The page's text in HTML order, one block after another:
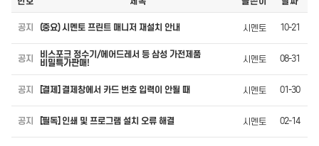
공지 (중요) 시멘토 프린트 매니저 재설치 안내 시멘토 10-21
공지
비스포크 정수기/에어드레서 등 삼성 가전제품
비밀특가판매!
시멘토 08-31
공지 [결제] 결제창에서 카드 번호 입력이 안될 때 시멘토 01-30
공지 [필독] 인쇄 및 프로그램 설치 오류 해결 시멘토 02-14